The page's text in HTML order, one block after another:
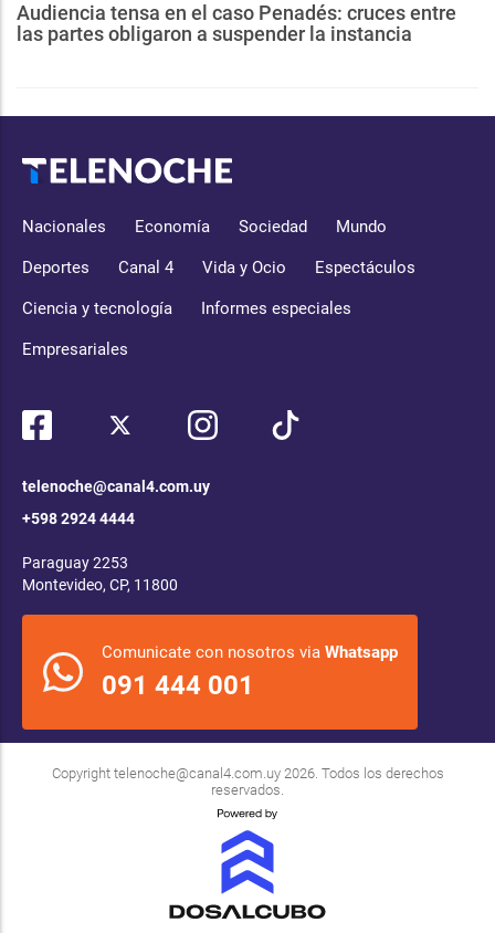
Audiencia tensa en el caso Penadés: cruces entre
las partes obligaron a suspender la instancia
Nacionales Economía Sociedad Mundo
Deportes Canal 4 Vida y Ocio Espectáculos
Ciencia y tecnología Informes especiales
Empresariales
telenoche@canal4.com.uy
+598 2924 4444
Paraguay 2253
Montevideo, CP, 11800
Comunicate con nosotros via Whatsapp
091 444 001
Copyright telenoche@canal4.com.uy2026. Todos los derechos
reservados.